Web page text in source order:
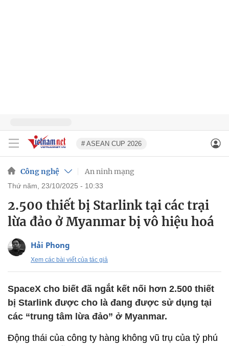
# ASEAN CUP 2026
Công nghệ An ninh mạng
thứ năm, 23/10/2025 - 10:33
2.500 thiết bị Starlink tại các trại
lừa đảo ở Myanmar bị vô hiệu hoá
Hải Phong
Xem các bài viết của tác giả
SpaceX cho biết đã ngắt kết nối hơn 2.500 thiết
bị Starlink được cho là đang được sử dụng tại
các “trung tâm lừa đảo” ở Myanmar.
Động thái của công ty hàng không vũ trụ của tỷ phú